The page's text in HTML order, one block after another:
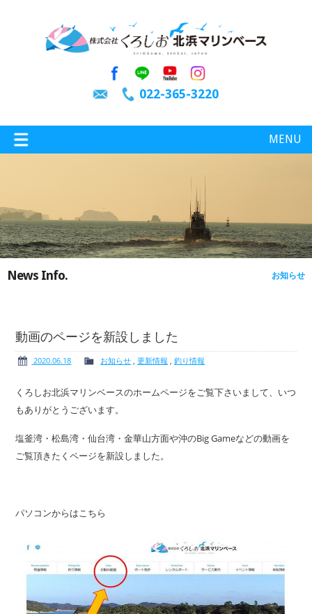
022-365-3220
MENU
特選情報 釣り情報
サービス案内
中古艇情報
News Info. お知らせ
動画のページを新設しました
2020.06.18 お知らせ ,更新情報 ,釣り情報
くろしお北浜マリンベースのホームページをご覧下さいまして、いつ
もありがとうございます。
塩釜湾・松島湾・仙台湾・金華山方面や沖のBig Gameなどの動画を
ご覧頂きたくページを新設しました。
パソコンからはこちら